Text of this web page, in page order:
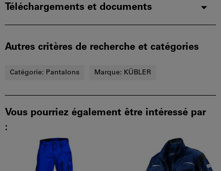
Téléchargements et documents
Autres critères de recherche et catégories
Catégorie: Pantalons Marque: KÜBLER
Vous pourriez également être intéressé par
: